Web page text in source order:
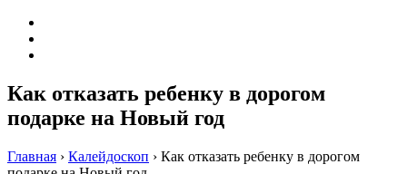
Как отказать ребенку в дорогом
подарке на Новый год
Главная › Калейдоскоп › Как отказать ребенку в дорогом